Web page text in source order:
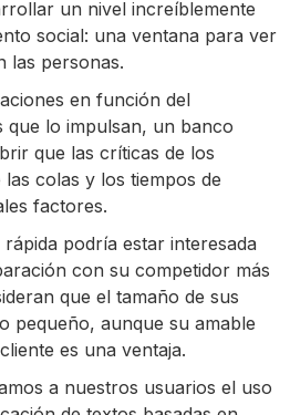
un nivel increíblemente
social: una ventana para ver
las personas.
en función del
que lo impulsan, un banco
que las críticas de los
colas y los tiempos de
factores.
podría estar interesada
con su competidor más
que el tamaño de sus
pequeño, aunque su amable
es una ventaja.
a nuestros usuarios el uso